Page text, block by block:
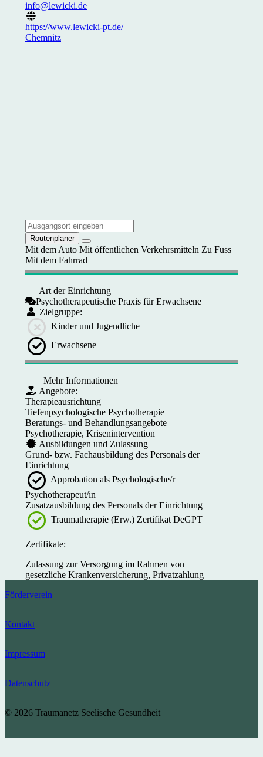
info@lewicki.de
https://www.lewicki-pt.de/
Chemnitz
Routenplaner
Mit dem Auto Mit öffentlichen Verkehrsmitteln Zu Fuss
Mit dem Fahrrad
Art der Einrichtung
Psychotherapeutische Praxis für Erwachsene
Zielgruppe:
Kinder und Jugendliche
Erwachsene
Mehr Informationen
Angebote:
Therapieausrichtung
Tiefenpsychologische Psychotherapie
Beratungs- und Behandlungsangebote
Psychotherapie, Krisenintervention
Ausbildungen und Zulassung
Grund- bzw. Fachausbildung des Personals der
Einrichtung
Approbation als Psychologische/r
Psychotherapeut/in
Zusatzausbildung des Personals der Einrichtung
Traumatherapie (Erw.) Zertifikat DeGPT
Zertifikate:
Zulassung zur Versorgung im Rahmen von
gesetzliche Krankenversicherung, Privatzahlung
Förderverein
Kontakt
Impressum
Datenschutz
© 2026 Traumanetz Seelische Gesundheit